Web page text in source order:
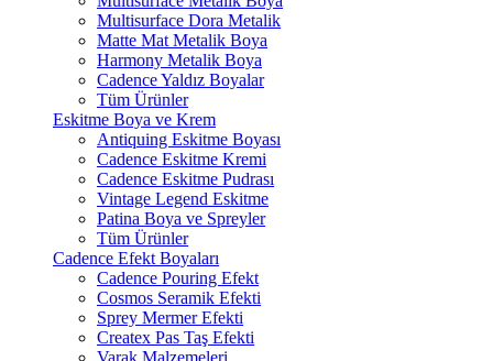
Multisurface Dora Metalik
Matte Mat Metalik Boya
Harmony Metalik Boya
Cadence Yaldız Boyalar
Tüm Ürünler
Eskitme Boya ve Krem
Antiquing Eskitme Boyası
Cadence Eskitme Kremi
Cadence Eskitme Pudrası
Vintage Legend Eskitme
Patina Boya ve Spreyler
Tüm Ürünler
Cadence Efekt Boyaları
Cadence Pouring Efekt
Cosmos Seramik Efekti
Sprey Mermer Efekti
Createx Pas Taş Efekti
Varak Malzemeleri